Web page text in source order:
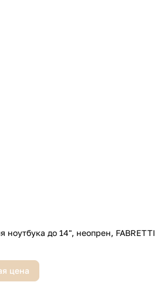
ноутбука до 14", неопрен, FABRETTI
цена